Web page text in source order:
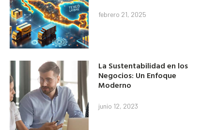
febrero 21, 2025
La Sustentabilidad en los
Negocios: Un Enfoque
Moderno
junio 12, 2023